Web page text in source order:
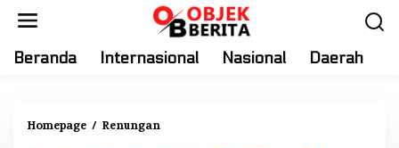
Beranda Internasional Nasional Daerah
Homepage / Renungan